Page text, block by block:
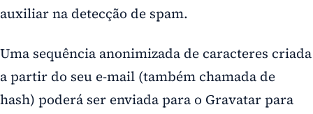
auxiliar na detecção de spam.
Uma sequência anonimizada de caracteres criada
a partir do seu e-mail (também chamada de
hash) poderá ser enviada para o Gravatar para